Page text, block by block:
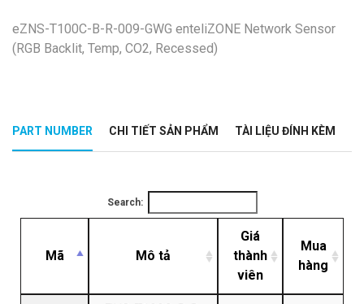
eZNS-T100C-B-R-009-GWG enteliZONE Network Sensor
(RGB Backlit, Temp, CO2, Recessed)
PART NUMBER CHI TIẾT SẢN PHẨM TÀI LIỆU ĐÍNH KÈM
Search:
Mã Mô tả
Giá
thành
viên
Mua
hàng